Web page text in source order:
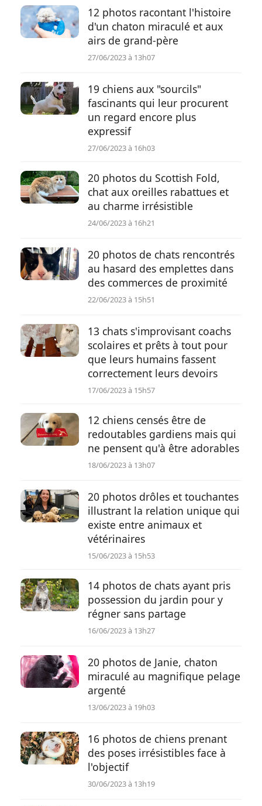
12 photos racontant l'histoire
d'un chaton miraculé et aux
airs de grand-père
27/06/2023 à 13h07
19 chiens aux "sourcils"
fascinants qui leur procurent
un regard encore plus
expressif
27/06/2023 à 16h03
20 photos du Scottish Fold,
chat aux oreilles rabattues et
au charme irrésistible
24/06/2023 à 16h21
20 photos de chats rencontrés
au hasard des emplettes dans
des commerces de proximité
22/06/2023 à 15h51
13 chats s'improvisant coachs
scolaires et prêts à tout pour
que leurs humains fassent
correctement leurs devoirs
17/06/2023 à 15h57
12 chiens censés être de
redoutables gardiens mais qui
ne pensent qu'à être adorables
18/06/2023 à 13h07
20 photos drôles et touchantes
illustrant la relation unique qui
existe entre animaux et
vétérinaires
15/06/2023 à 15h53
14 photos de chats ayant pris
possession du jardin pour y
régner sans partage
16/06/2023 à 13h27
20 photos de Janie, chaton
miraculé au magnifique pelage
argenté
13/06/2023 à 19h03
16 photos de chiens prenant
des poses irrésistibles face à
l'objectif
30/06/2023 à 13h19